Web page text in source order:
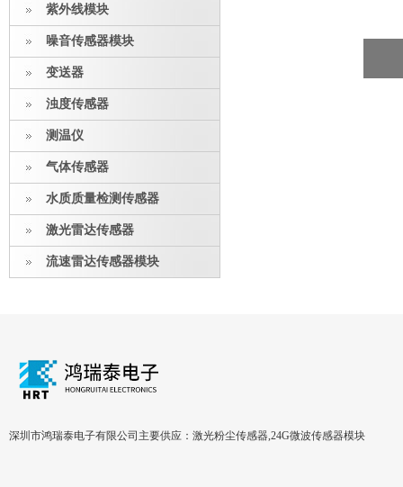
紫外线模块
噪音传感器模块
变送器
浊度传感器
测温仪
气体传感器
水质质量检测传感器
激光雷达传感器
流速雷达传感器模块
深圳市鸿瑞泰电子有限公司主要供应：激光粉尘传感器,24G微波传感器模块